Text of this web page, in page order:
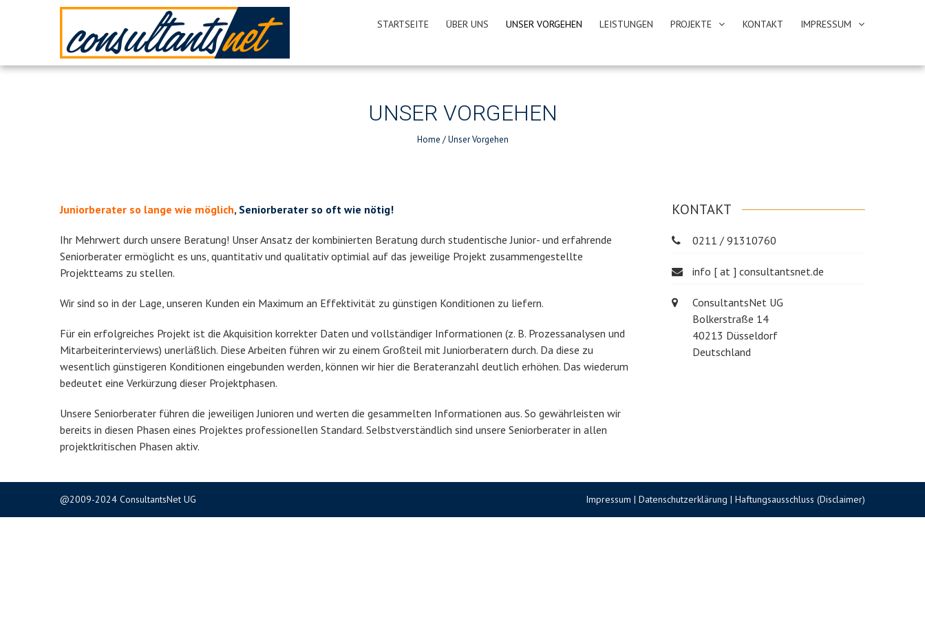
STARTSEITE ÜBER UNS UNSER VORGEHEN LEISTUNGEN PROJEKTE KONTAKT IMPRESSUM
UNSER VORGEHEN
Home /Unser Vorgehen
Juniorberater so lange wie möglich, Seniorberater so oft wie nötig!
Ihr Mehrwert durch unsere Beratung! Unser Ansatz der kombinierten Beratung durch studentische Junior- und erfahrende
Seniorberater ermöglicht es uns, quantitativ und qualitativ optimial auf das jeweilige Projekt zusammengestellte
Projektteams zu stellen.
Wir sind so in der Lage, unseren Kunden ein Maximum an Effektivität zu günstigen Konditionen zu liefern.
Für ein erfolgreiches Projekt ist die Akquisition korrekter Daten und vollständiger Informationen (z. B. Prozessanalysen und
Mitarbeiterinterviews) unerläßlich. Diese Arbeiten führen wir zu einem Großteil mit Juniorberatern durch. Da diese zu
wesentlich günstigeren Konditionen eingebunden werden, können wir hier die Berateranzahl deutlich erhöhen. Das wiederum
bedeutet eine Verkürzung dieser Projektphasen.
Unsere Seniorberater führen die jeweiligen Junioren und werten die gesammelten Informationen aus. So gewährleisten wir
bereits in diesen Phasen eines Projektes professionellen Standard. Selbstverständlich sind unsere Seniorberater in allen
projektkritischen Phasen aktiv.
KONTAKT
0211 / 91310760
info [ at ] consultantsnet.de
ConsultantsNet UG
Bolkerstraße 14
40213 Düsseldorf
Deutschland
@2009-2024 ConsultantsNet UG Impressum | Datenschutzerklärung | Haftungsausschluss (Disclaimer)